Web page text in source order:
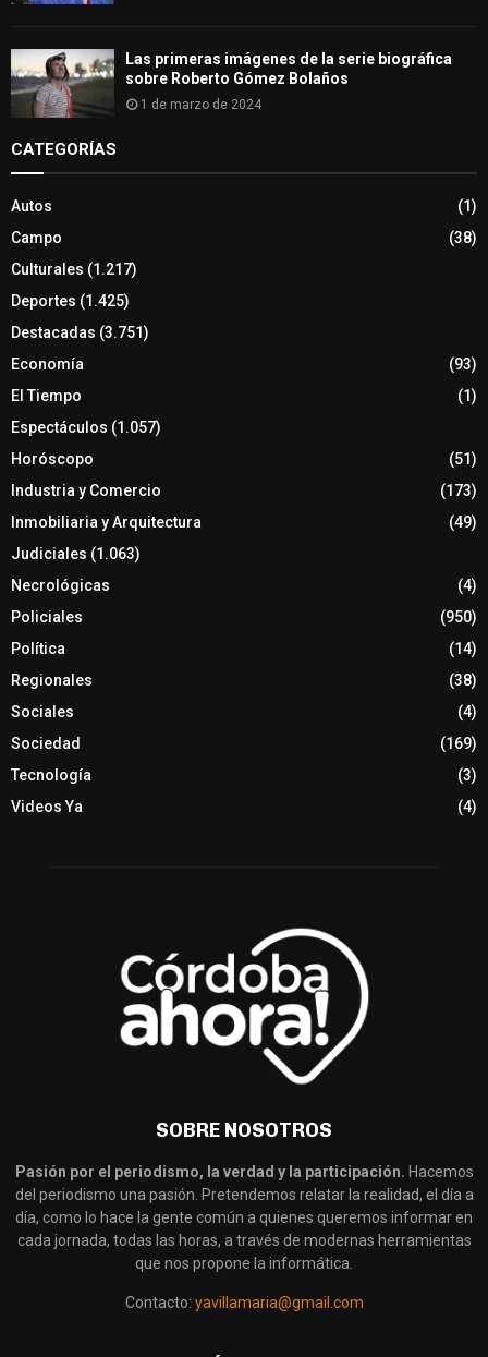
Las primeras imágenes de la serie biográfica
sobre Roberto Gómez Bolaños
1 de marzo de 2024
CATEGORÍAS
Autos
(1)
Campo
(38)
Culturales (1.217)
Deportes (1.425)
Destacadas (3.751)
Economía
(93)
El Tiempo
(1)
Espectáculos (1.057)
Horóscopo
(51)
Industria y Comercio
(173)
Inmobiliaria y Arquitectura
(49)
Judiciales (1.063)
Necrológicas
(4)
Policiales
(950)
Política
(14)
Regionales
(38)
Sociales
(4)
Sociedad
(169)
Tecnología
(3)
Videos Ya
(4)
SOBRE NOSOTROS
Pasión por el periodismo, la verdad y la participación. Hacemos
del periodismo una pasión. Pretendemos relatar la realidad, el día a
día, como lo hace la gente común a quienes queremos informar en
cada jornada, todas las horas, a través de modernas herramientas
que nos propone la informática.
Contacto: yavillamaria@gmail.com